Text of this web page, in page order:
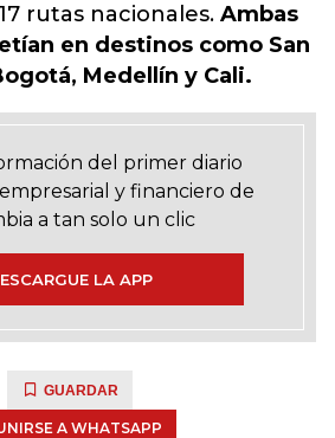
rutas nacionales. Ambas
en destinos como San
Medellín y Cali.
del primer diario
y financiero de
a tan solo un clic
LA APP
GUARDAR
A WHATSAPP